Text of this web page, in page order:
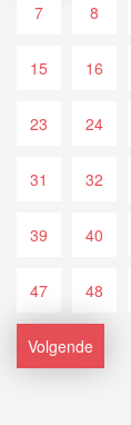
7 8
15 16
23 24
31 32
39 40
47 48
Volgende